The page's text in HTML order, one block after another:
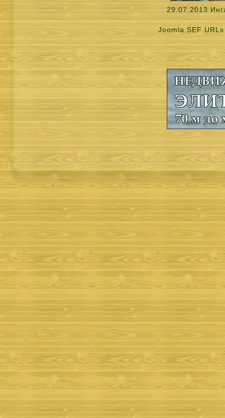
29.07.2013
Joomla SEF